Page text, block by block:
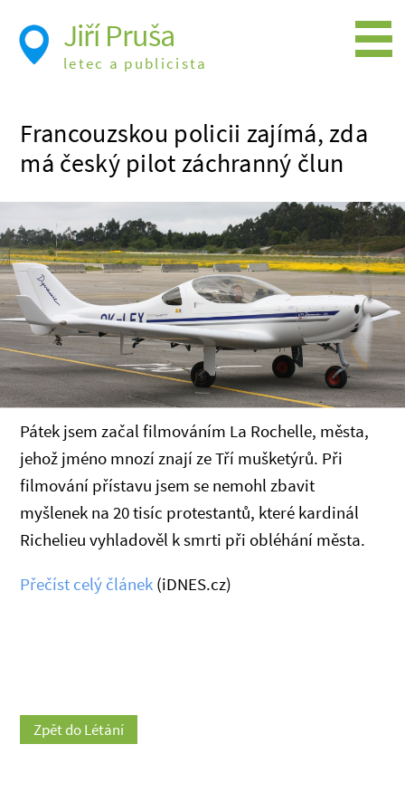
Francouzskou policii zajímá, zda
má český pilot záchranný člun
Pátek jsem začal filmováním La Rochelle, města,
jehož jméno mnozí znají ze Tří mušketýrů. Při
filmování přístavu jsem se nemohl zbavit
myšlenek na 20 tisíc protestantů, které kardinál
Richelieu vyhladověl k smrti při obléhání města.
Přečíst celý článek (iDNES.cz)
Zpět do Létání
Jiří Pruša
letec a publicista
Foto
Videa
Expedice
Moje knížky
Přednášky a školení
Trasy cest
Létání a historie